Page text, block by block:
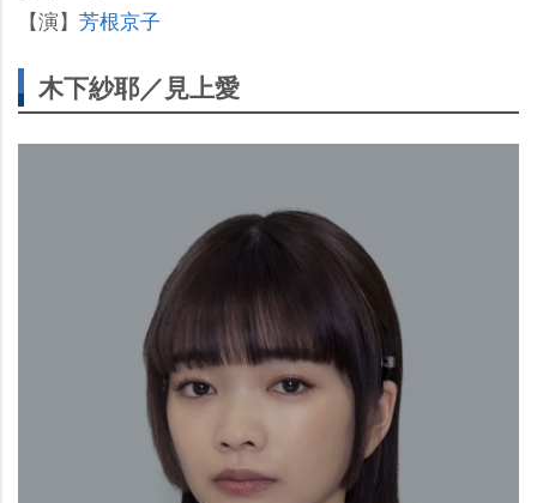
【演】 芳根京子
木下紗耶／見上愛